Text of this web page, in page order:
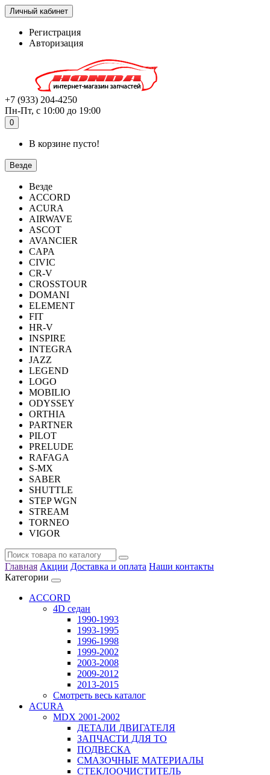
Личный кабинет
Регистрация
Авторизация
+7 (933) 204-4250
Пн-Пт, с 10:00 до 19:00
0
В корзине пусто!
Везде
Везде
ACCORD
ACURA
AIRWAVE
ASCOT
AVANCIER
CAPA
CIVIC
CR-V
CROSSTOUR
DOMANI
ELEMENT
FIT
HR-V
INSPIRE
INTEGRA
JAZZ
LEGEND
LOGO
MOBILIO
ODYSSEY
ORTHIA
PARTNER
PILOT
PRELUDE
RAFAGA
S-MX
SABER
SHUTTLE
STEP WGN
STREAM
TORNEO
VIGOR
Главная Акции Доставка и оплата Наши контакты
Категории
ACCORD
4D седан
1990-1993
1993-1995
1996-1998
1999-2002
2003-2008
2009-2012
2013-2015
Смотреть весь каталог
ACURA
MDX 2001-2002
ДЕТАЛИ ДВИГАТЕЛЯ
ЗАПЧАСТИ ДЛЯ ТО
ПОДВЕСКА
СМАЗОЧНЫЕ МАТЕРИАЛЫ
СТЕКЛООЧИСТИТЕЛЬ